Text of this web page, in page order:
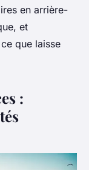
en arrière-
et
que laisse
: